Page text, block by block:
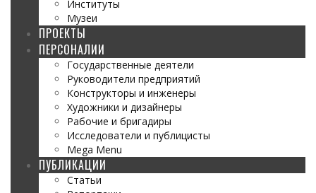
Институты
Музеи
ПРОЕКТЫ
ПЕРСОНАЛИИ
Государственные деятели
Руководители предприятий
Конструкторы и инженеры
Художники и дизайнеры
Рабочие и бригадиры
Исследователи и публицисты
Mega Menu
ПУБЛИКАЦИИ
Статьи